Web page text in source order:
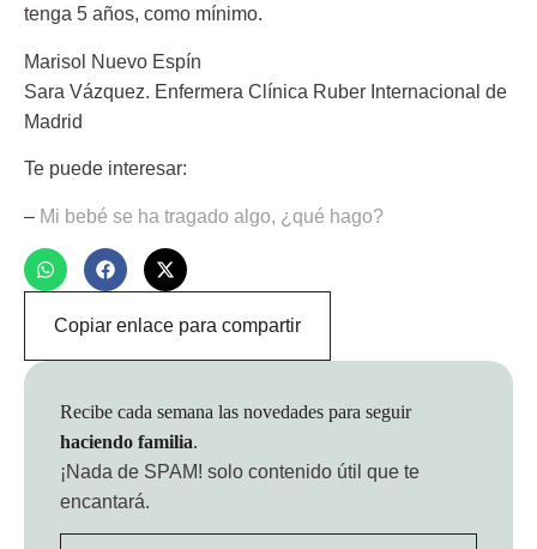
tenga 5 años, como mínimo.
Marisol Nuevo Espín
Sara Vázquez. Enfermera Clínica Ruber Internacional de
Madrid
Te puede interesar:
– Mi bebé se ha tragado algo, ¿qué hago?
Copiar enlace para compartir
Recibe cada semana las novedades para seguir
haciendo familia.
¡Nada de SPAM! solo contenido útil que te
encantará.